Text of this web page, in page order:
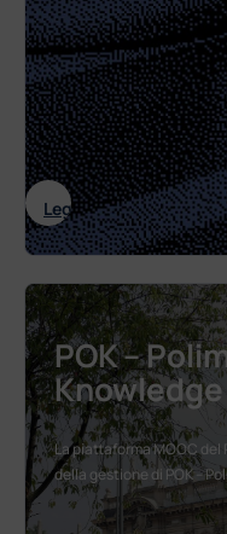
Leggi tutto: Podcast
POK –
Knowledge
La piattaforma MOOC
della gestione di POK –